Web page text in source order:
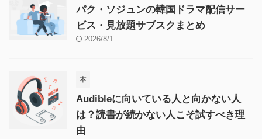
パク・ソジュンの韓国ドラマ配信サー
ビス・見放題サブスクまとめ
2026/8/1
本
Audibleに向いている人と向かない人
は？読書が続かない人こそ試すべき理
由